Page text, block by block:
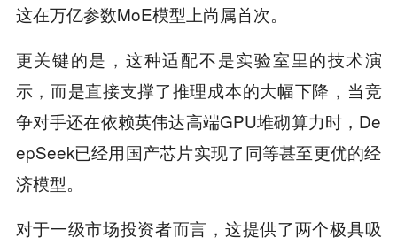
这在万亿参数MoE模型上尚属首次。
更关键的是，这种适配不是实验室里的技术演
示，而是直接支撑了推理成本的大幅下降，当竞
争对手还在依赖英伟达高端GPU堆砌算力时，De
epSeek已经用国产芯片实现了同等甚至更优的经
济模型。
对于一级市场投资者而言，这提供了两个极具吸